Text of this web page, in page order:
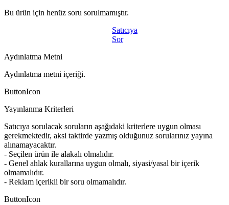
Bu ürün için henüz soru sorulmamıştır.
Satıcıya
Sor
Aydınlatma Metni
Aydınlatma metni içeriği.
ButtonIcon
Yayınlanma Kriterleri
Satıcıya sorulacak soruların aşağıdaki kriterlere uygun olması
gerekmektedir, aksi taktirde yazmış olduğunuz sorularınız yayına
alınamayacaktır.
- Seçilen ürün ile alakalı olmalıdır.
- Genel ahlak kurallarına uygun olmalı, siyasi/yasal bir içerik
olmamalıdır.
- Reklam içerikli bir soru olmamalıdır.
ButtonIcon